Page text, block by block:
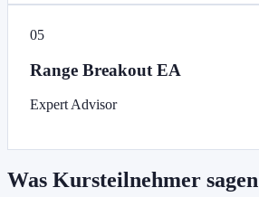
05
Range Breakout EA
Expert Advisor
Was Kursteilnehmer sagen